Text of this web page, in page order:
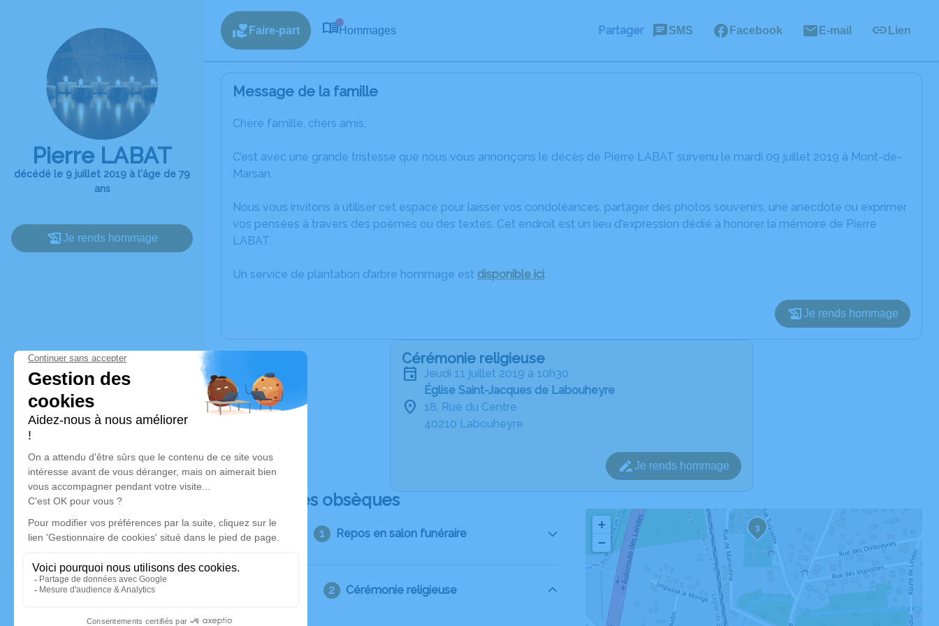
Pierre LABAT
décédé le 9 juillet 2019 à l'âge de 79
ans
Je rends hommage
Faire-part Hommages Partager SMS Facebook E-mail Lien
Message de la famille
Chère famille, chers amis,
C’est avec une grande tristesse que nous vous annonçons le décès de Pierre LABAT survenu le mardi 09 juillet 2019 à Mont-de-
Marsan.
Nous vous invitons à utiliser cet espace pour laisser vos condoléances, partager des photos souvenirs, une anecdote ou exprimer
vos pensées à travers des poèmes ou des textes. Cet endroit est un lieu d'expression dédié à honorer la mémoire de Pierre
LABAT.
Un service de plantation d’arbre hommage est disponible ici.
Je rends hommage
Cérémonie religieuse
jeudi 11 juillet 2019 à 10h30
Église Saint-Jacques de Labouheyre
18, Rue du Centre
40210 Labouheyre
Je rends hommage
Déroulé des obsèques
Repos en salon funéraire
Cérémonie religieuse
3
+
−